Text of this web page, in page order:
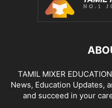
TAMIL MIXER
News, Education Updates,
and succeed in your